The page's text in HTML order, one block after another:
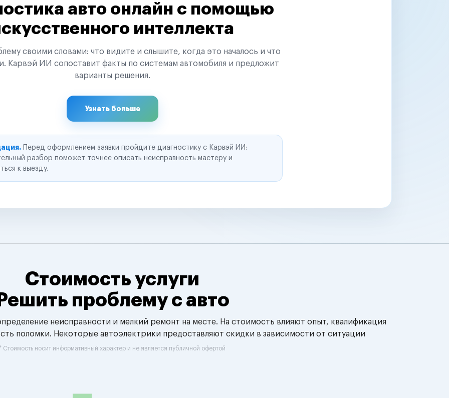
авто онлайн с помощью
интеллекта
своими словами: что видите и слышите, когда это началось и что
Карвэй ИИ сопоставит факты по системам автомобиля и предложит
варианты решения.
Узнать больше
Перед оформлением заявки пройдите диагностику с Карвэй ИИ:
разбор поможет точнее описать неисправность мастеру и
к выезду.
Стоимость услуги
Решить проблему с авто
неисправности и мелкий ремонт на месте. На стоимость влияют опыт, квалификация
поломки. Некоторые автоэлектрики предоставляют скидки в зависимости от ситуации
Стоимость носит информативный характер и не является публичной офертой